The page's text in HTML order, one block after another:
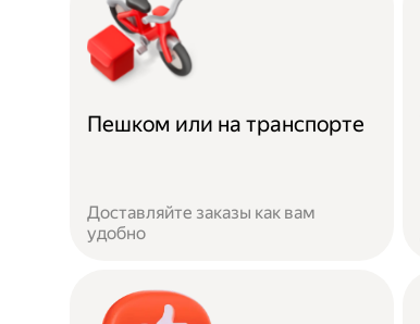
Пешком или на транспорте
Доставляйте заказы как вам
удобно